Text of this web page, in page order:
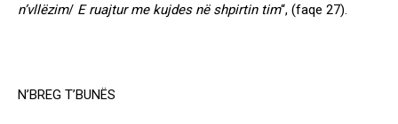
n’vllëzim/ E ruajtur me kujdes në shpirtin tim“, (faqe 27).
N’BREG T’BUNËS